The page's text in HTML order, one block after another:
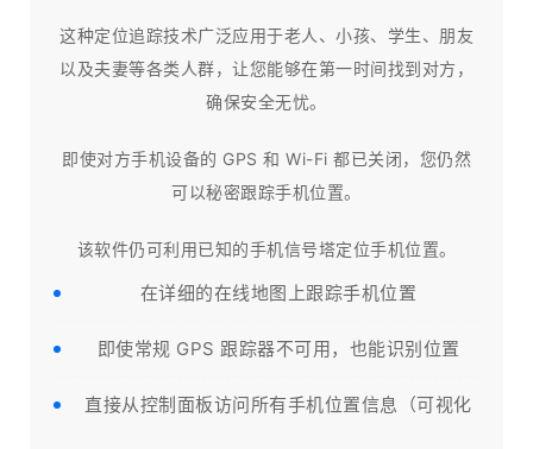
这种定位追踪技术广泛应用于老人、小孩、学生、朋友
以及夫妻等各类人群，让您能够在第一时间找到对方，
确保安全无忧。
即使对方手机设备的 GPS 和 Wi-Fi 都已关闭，您仍然
可以秘密跟踪手机位置。
该软件仍可利用已知的手机信号塔定位手机位置。
在详细的在线地图上跟踪手机位置
即使常规 GPS 跟踪器不可用，也能识别位置
直接从控制面板访问所有手机位置信息（可视化